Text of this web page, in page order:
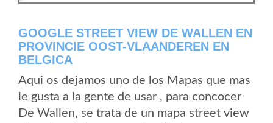
GOOGLE STREET VIEW DE WALLEN EN
PROVINCIE OOST-VLAANDEREN EN
BELGICA
Aqui os dejamos uno de los Mapas que mas
le gusta a la gente de usar , para concocer
De Wallen, se trata de un mapa street view